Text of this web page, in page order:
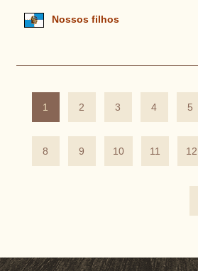
Nossos filhos
1 2 3 4 5
8 9 10 11 12